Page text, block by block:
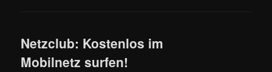
Netzclub: Kostenlos im
Mobilnetz surfen!